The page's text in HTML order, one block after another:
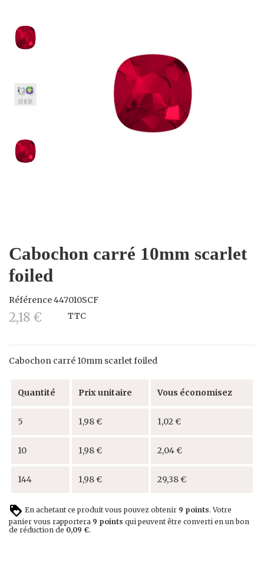
Cabochon carré 10mm scarlet
foiled
Référence447010SCF
2,18 € TTC
Cabochon carré 10mm scarlet foiled
Quantité Prix unitaire Vous économisez
5 1,98 € 1,02 €
10 1,98 € 2,04 €
144 1,98 € 29,38 €
En achetant ce produit vous pouvez obtenir 9 points. Votre
panier vous rapportera 9 points qui peuvent être converti en un bon
de réduction de 0,09 €.